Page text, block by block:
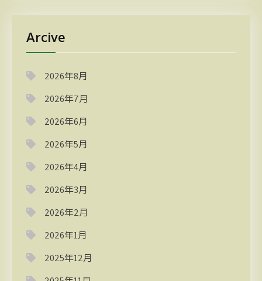
Arcive
2026年8月
2026年7月
2026年6月
2026年5月
2026年4月
2026年3月
2026年2月
2026年1月
2025年12月